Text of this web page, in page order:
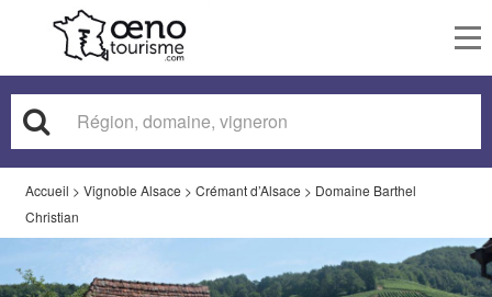
Accueil > Vignoble Alsace > Crémant d’Alsace > Domaine Barthel
Christian